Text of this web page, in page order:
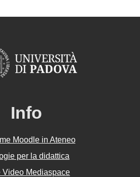
Info
Moodle in Ateneo
per la didattica
Video Mediaspace